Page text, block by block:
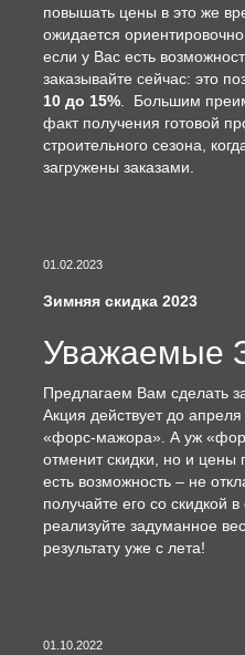
повышать цены в это же
ожидается
если у Вас есть
заказывайте сейчас: это
10 до 15% . Большим
факт получения готовой
строительного сезона,
загружены заказами.
01.02.2023
Зимняя скидка 2023
Уважаемые
Предлагаем Вам сделать
Акция действует до
«форс-мажора». А уж
отменит скидки, но и цены
есть возможность – не
получайте его со скидкой
реализуйте задуманное
результату уже с лета!
01.10.2022